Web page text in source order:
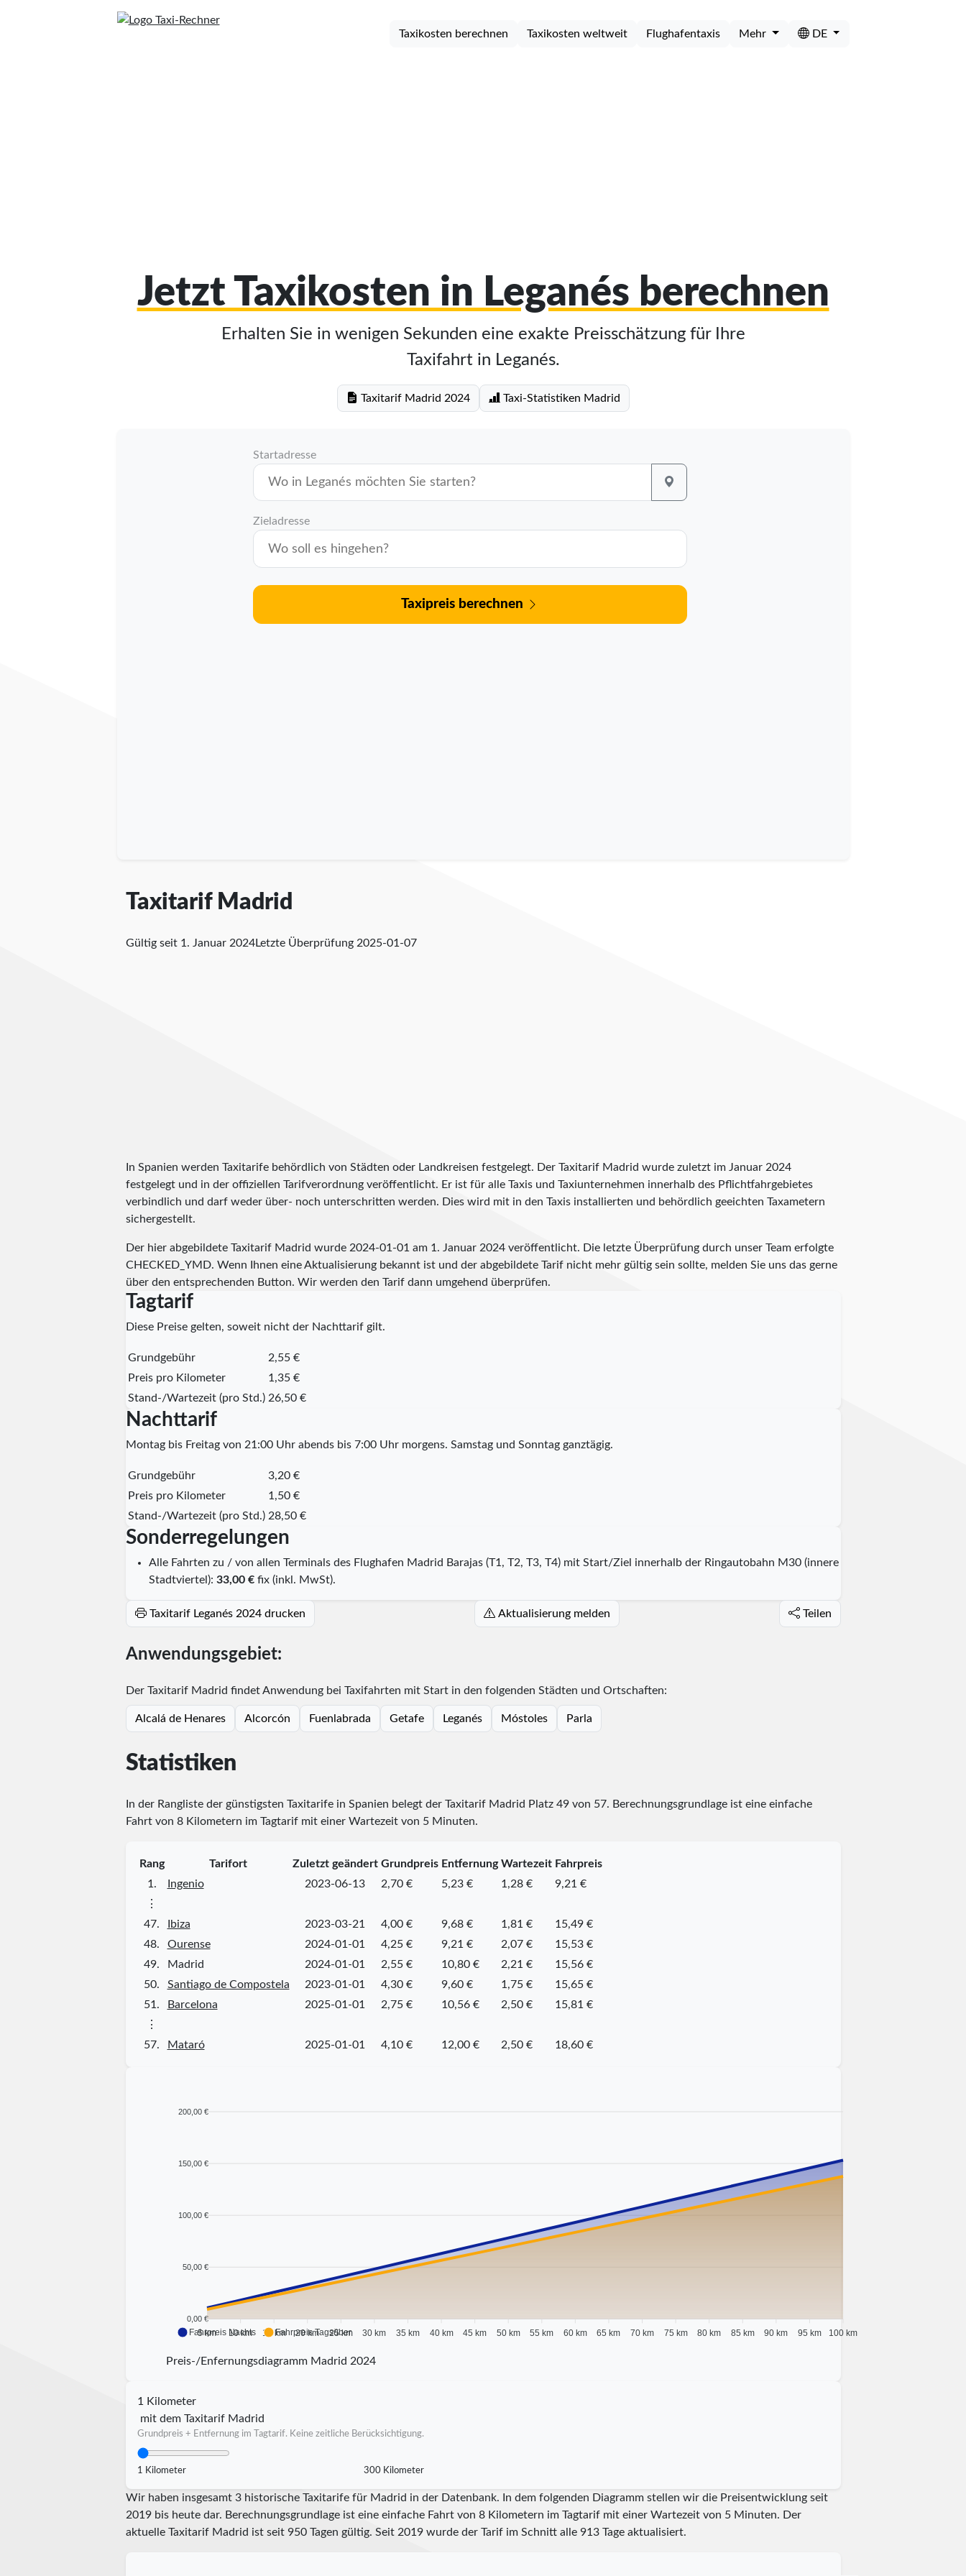
Taxikosten berechnen Taxikosten weltweit Flughafentaxis Mehr DE
Jetzt Taxikosten in Leganés berechnen
Erhalten Sie in wenigen Sekunden eine exakte Preisschätzung für Ihre
Taxifahrt in Leganés.
Taxitarif Madrid 2024 Taxi-Statistiken Madrid
Startadresse
Zieladresse
Taxipreis berechnen
Taxitarif Madrid
Gültig seit 1. Januar 2024Letzte Überprüfung 2025-01-07
In Spanien werden Taxitarife behördlich von Städten oder Landkreisen festgelegt. Der Taxitarif Madrid wurde zuletzt im Januar 2024
festgelegt und in der offiziellen Tarifverordnung veröffentlicht. Er ist für alle Taxis und Taxiunternehmen innerhalb des Pflichtfahrgebietes
verbindlich und darf weder über- noch unterschritten werden. Dies wird mit in den Taxis installierten und behördlich geeichten Taxametern
sichergestellt.
Der hier abgebildete Taxitarif Madrid wurde 2024-01-01 am 1. Januar 2024 veröffentlicht. Die letzte Überprüfung durch unser Team erfolgte
CHECKED_YMD. Wenn Ihnen eine Aktualisierung bekannt ist und der abgebildete Tarif nicht mehr gültig sein sollte, melden Sie uns das gerne
über den entsprechenden Button. Wir werden den Tarif dann umgehend überprüfen.
Tagtarif
Diese Preise gelten, soweit nicht der Nachttarif gilt.
Grundgebühr
2,55 €
Preis pro Kilometer
1,35 €
Stand-/Wartezeit (pro Std.) 26,50 €
Nachttarif
Montag bis Freitag von 21:00 Uhr abends bis 7:00 Uhr morgens. Samstag und Sonntag ganztägig.
Grundgebühr
3,20 €
Preis pro Kilometer
1,50 €
Stand-/Wartezeit (pro Std.) 28,50 €
Sonderregelungen
Alle Fahrten zu / von allen Terminals des Flughafen Madrid Barajas (T1, T2, T3, T4) mit Start/Ziel innerhalb der Ringautobahn M30 (innere
Stadtviertel): 33,00 €fix (inkl. MwSt).
Taxitarif Leganés 2024 drucken Aktualisierung melden Teilen
Anwendungsgebiet:
Der Taxitarif Madrid findet Anwendung bei Taxifahrten mit Start in den folgenden Städten und Ortschaften:
Alcalá de Henares Alcorcón Fuenlabrada Getafe Leganés Móstoles Parla
Statistiken
In der Rangliste der günstigsten Taxitarife in Spanien belegt der Taxitarif Madrid Platz 49von 57. Berechnungsgrundlage ist eine einfache
Fahrt von 8 Kilometern im Tagtarif mit einer Wartezeit von 5 Minuten.
Rang Tarifort Zuletzt geändert Grundpreis Entfernung Wartezeit Fahrpreis
1.
Ingenio 2023-06-13 2,70 € 5,23 € 1,28 €
9,21 €
⋮
47.
Ibiza 2023-03-21 4,00 € 9,68 € 1,81 €
15,49 €
48.
Ourense 2024-01-01 4,25 € 9,21 € 2,07 €
15,53 €
49.
Madrid 2024-01-01 2,55 € 10,80 € 2,21 €
15,56 €
50.
Santiago de Compostela 2023-01-01 4,30 € 9,60 € 1,75 €
15,65 €
51.
Barcelona 2025-01-01 2,75 € 10,56 € 2,50 €
15,81 €
⋮
57.
Mataró 2025-01-01 4,10 € 12,00 € 2,50 € 18,60 €
200,00 €
150,00 €
100,00 €
50,00 €
0,00 €
5 km 10 km 15 km 20 km 25 km 30 km 35 km 40 km 45 km 50 km 55 km 60 km 65 km 70 km 75 km 80 km 85 km 90 km 95 km 100 km
Fahrpreis Nachts Fahrpreis Tagsüber
Preis-/Enfernungsdiagramm Madrid 2024
1 Kilometer
mit dem Taxitarif Madrid
Grundpreis + Entfernung im Tagtarif. Keine zeitliche Berücksichtigung.
1 Kilometer 300 Kilometer
Wir haben insgesamt 3 historische Taxitarife für Madrid in der Datenbank. In dem folgenden Diagramm stellen wir die Preisentwicklung seit
2019 bis heute dar. Berechnungsgrundlage ist eine einfache Fahrt von 8 Kilometern im Tagtarif mit einer Wartezeit von 5 Minuten. Der
aktuelle Taxitarif Madrid ist seit 950Tagen gültig. Seit 2019wurde der Tarif im Schnitt alle 913Tage aktualisiert.